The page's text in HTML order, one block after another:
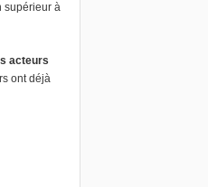
supérieur à
acteurs
ont déjà